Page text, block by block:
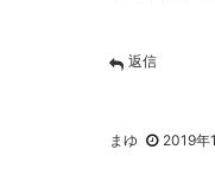
返信
まゆ 2019年